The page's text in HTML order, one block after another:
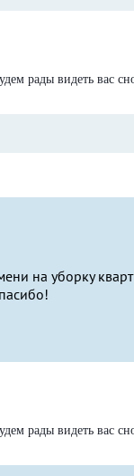
рады видеть вас
на уборку
рады видеть вас